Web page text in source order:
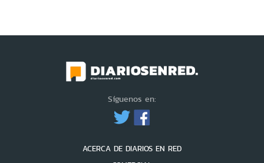
Síguenos en:
ACERCA DE DIARIOS EN RED